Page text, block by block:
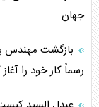
اربعین، کابوس
جهان
بازگشت مهندس
رسماً کار خود را آغاز